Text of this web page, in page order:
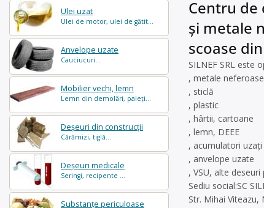
Ulei uzat
Ulei de motor, ulei de gătit...
Anvelope uzate
Cauciucuri...
Mobilier vechi, lemn
Lemn din demolări, paleți...
Deșeuri din construcții
Cărămizi, tiglă...
Deșeuri medicale
Seringi, recipente ...
Substanțe periculoase
Centru de
și metale
scoase
SILNEF SRL este
, metale
, sticlă
, plastic
, hârtii, cartoane
, lemn, DEEE
, acumulatori uzați
, anvelope uzate
, VSU, alte
Sediu social:SC
Str. Mihai Viteazu,